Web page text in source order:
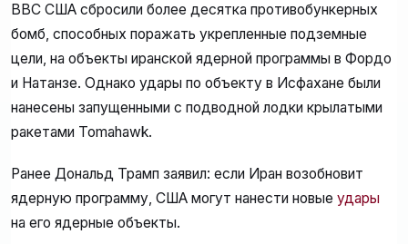
ВВС США сбросили более десятка противобункерных
бомб, способных поражать укрепленные подземные
цели, на объекты иранской ядерной программы в Фордо
и Натанзе. Однако удары по объекту в Исфахане были
нанесены запущенными с подводной лодки крылатыми
ракетами Tomahawk.
Ранее Дональд Трамп заявил: если Иран возобновит
ядерную программу, США могут нанести новые удары
на его ядерные объекты.